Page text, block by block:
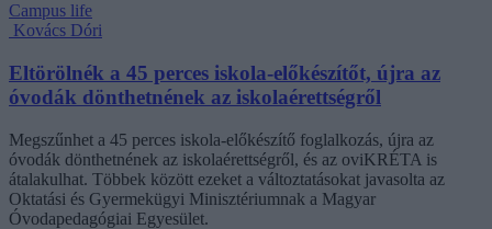
Campus life
Kovács Dóri
Eltörölnék a 45 perces iskola-előkészítőt, újra az
óvodák dönthetnének az iskolaérettségről
Megszűnhet a 45 perces iskola-előkészítő foglalkozás, újra az
óvodák dönthetnének az iskolaérettségről, és az oviKRÉTA is
átalakulhat. Többek között ezeket a változtatásokat javasolta az
Oktatási és Gyermekügyi Minisztériumnak a Magyar
Óvodapedagógiai Egyesület.